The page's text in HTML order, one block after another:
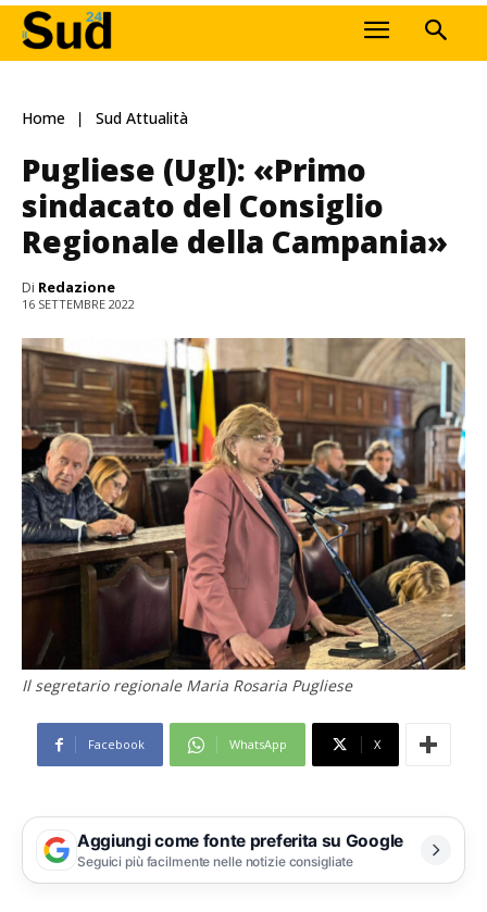
Home Sud Attualità
Pugliese (Ugl): «Primo
sindacato del Consiglio
Regionale della Campania»
Di Redazione
16 SETTEMBRE 2022
Il segretario regionale Maria Rosaria Pugliese
Facebook WhatsApp X
Aggiungi come fonte preferita su Google
Seguici più facilmente nelle notizie consigliate